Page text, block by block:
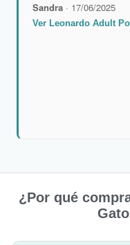
Sandra · 17/06/2025
Ver Leonardo Adult
¿Por qué